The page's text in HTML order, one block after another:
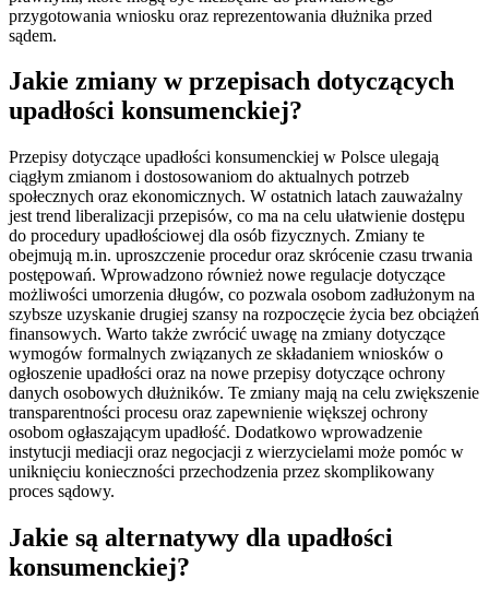
przygotowania wniosku oraz reprezentowania dłużnika przed
sądem.
Jakie zmiany w przepisach dotyczących
upadłości konsumenckiej?
Przepisy dotyczące upadłości konsumenckiej w Polsce ulegają
ciągłym zmianom i dostosowaniom do aktualnych potrzeb
społecznych oraz ekonomicznych. W ostatnich latach zauważalny
jest trend liberalizacji przepisów, co ma na celu ułatwienie dostępu
do procedury upadłościowej dla osób fizycznych. Zmiany te
obejmują m.in. uproszczenie procedur oraz skrócenie czasu trwania
postępowań. Wprowadzono również nowe regulacje dotyczące
możliwości umorzenia długów, co pozwala osobom zadłużonym na
szybsze uzyskanie drugiej szansy na rozpoczęcie życia bez obciążeń
finansowych. Warto także zwrócić uwagę na zmiany dotyczące
wymogów formalnych związanych ze składaniem wniosków o
ogłoszenie upadłości oraz na nowe przepisy dotyczące ochrony
danych osobowych dłużników. Te zmiany mają na celu zwiększenie
transparentności procesu oraz zapewnienie większej ochrony
osobom ogłaszającym upadłość. Dodatkowo wprowadzenie
instytucji mediacji oraz negocjacji z wierzycielami może pomóc w
uniknięciu konieczności przechodzenia przez skomplikowany
proces sądowy.
Jakie są alternatywy dla upadłości
konsumenckiej?